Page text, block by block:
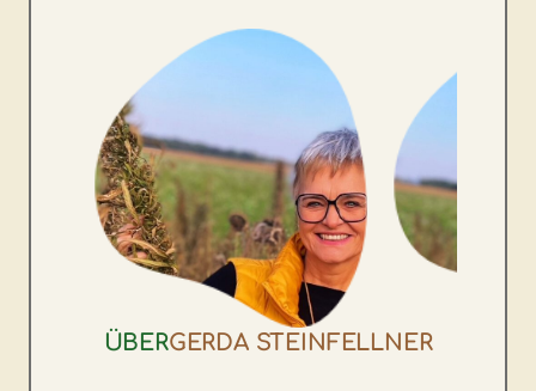
ÜBERGERDA STEINFELLNER